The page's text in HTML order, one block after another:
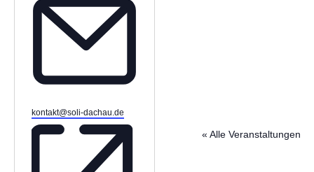
« Alle Veranstaltungen
Email
kontakt@soli-dachau.de